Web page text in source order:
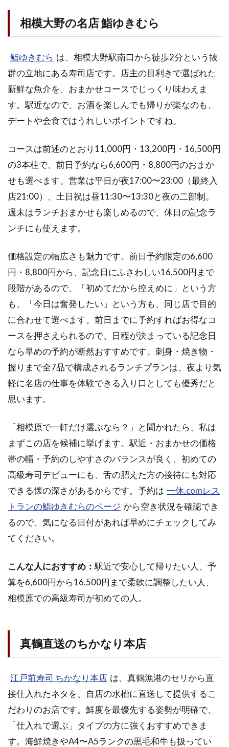
相模大野の名店 鮨ゆきむら
鮨ゆきむら は、相模大野駅南口から徒歩2分という抜
群の立地にある寿司店です。店主の目利きで選ばれた
新鮮な魚介を、おまかせコースでじっくり味わえま
す。駅近なので、お酒を楽しんでも帰りが楽なのも、
デートや会食ではうれしいポイントですね。
コースは前述のとおり11,000円・13,200円・16,500円
の3本柱で、前日予約なら6,600円・8,800円のおまか
せも選べます。営業は平日が夜17:00〜23:00（最終入
店21:00）、土日祝は昼11:30〜13:30と夜の二部制。
週末はランチおまかせも楽しめるので、休日の記念ラ
ンチにも使えます。
価格設定の幅広さも魅力です。前日予約限定の6,600
円・8,800円から、記念日にふさわしい16,500円まで
段階があるので、「初めてだから控えめに」という方
も、「今日は奮発したい」という方も、同じ店で目的
に合わせて選べます。前日までに予約すればお得なコ
ースを押さえられるので、日程が決まっている記念日
なら早めの予約が断然おすすめです。刺身・焼き物・
握りまで全7品で構成されるランチプランは、夜より気
軽に名店の仕事を体験できる入り口としても優秀だと
思います。
「相模原で一軒だけ選ぶなら？」と聞かれたら、私は
まずこの店を候補に挙げます。駅近・おまかせの価格
帯の幅・予約のしやすさのバランスが良く、初めての
高級寿司デビューにも、舌の肥えた方の接待にも対応
できる懐の深さがあるからです。予約は 一休.comレス
トランの鮨ゆきむらのページ から空き状況を確認でき
るので、気になる日付があれば早めにチェックしてみ
てください。
こんな人におすすめ： 駅近で安心して帰りたい人、予
算を6,600円から16,500円まで柔軟に調整したい人、
相模原での高級寿司が初めての人。
真鶴直送のちかなり本店
江戸前寿司 ちかなり本店 は、真鶴漁港のセリから直
接仕入れたネタを、自店の水槽に直送して提供するこ
だわりのお店です。鮮度を最優先する姿勢が明確で、
「仕入れで選ぶ」タイプの方に強くおすすめできま
す。海鮮焼きやA4〜A5ランクの黒毛和牛も扱ってい